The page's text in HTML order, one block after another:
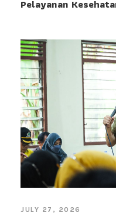
Pelayanan
JULY 27, 2026